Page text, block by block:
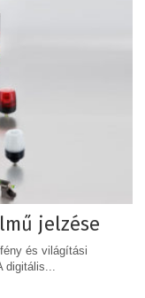
jelzése
és világítási